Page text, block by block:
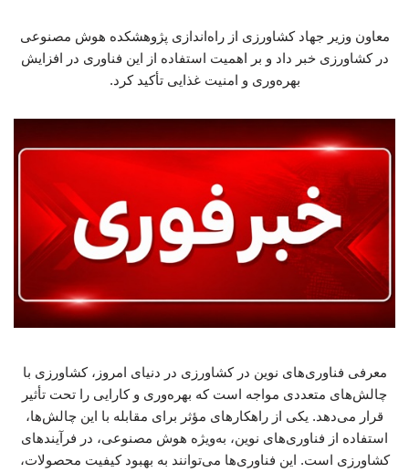
معاون وزیر جهاد کشاورزی از راه‌اندازی پژوهشکده هوش مصنوعی
در کشاورزی خبر داد و بر اهمیت استفاده از این فناوری در افزایش
بهره‌وری و امنیت غذایی تأکید کرد.
معرفی فناوری‌های نوین در کشاورزی در دنیای امروز، کشاورزی با
چالش‌های متعددی مواجه است که بهره‌وری و کارایی را تحت تأثیر
قرار می‌دهد. یکی از راهکارهای مؤثر برای مقابله با این چالش‌ها،
استفاده از فناوری‌های نوین، به‌ویژه هوش مصنوعی، در فرآیندهای
کشاورزی است. این فناوری‌ها می‌توانند به بهبود کیفیت محصولات،